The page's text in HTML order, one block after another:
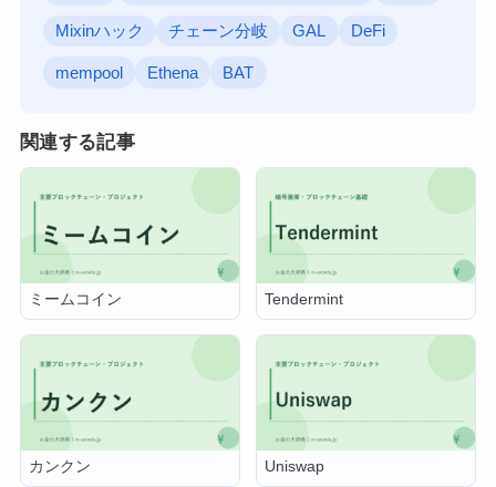
Mixinハック チェーン分岐 GAL DeFi
mempool Ethena BAT
関連する記事
ミームコイン Tendermint
カンクン Uniswap